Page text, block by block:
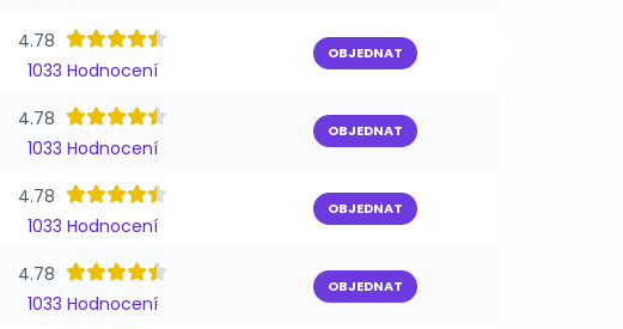
4.78
1033 Hodnocení
OBJEDNAT
4.78
1033 Hodnocení
OBJEDNAT
4.78
1033 Hodnocení
OBJEDNAT
4.78
1033 Hodnocení
OBJEDNAT